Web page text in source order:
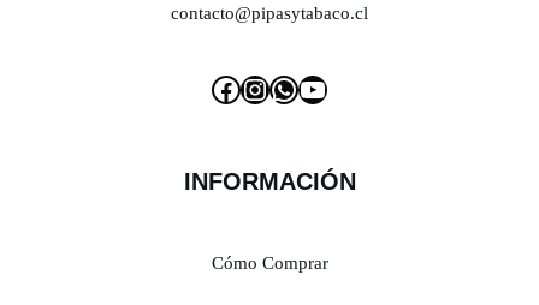
contacto@pipasytabaco.cl
INFORMACIÓN
Cómo Comprar